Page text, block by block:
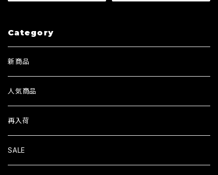
Category
新商品
人気商品
再入荷
SALE